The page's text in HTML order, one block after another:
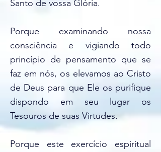
Santo de vossa Glória.
Porque examinando nossa
consciência e vigiando todo
princípio de pensamento que se
faz em nós, os elevamos ao Cristo
de Deus para que Ele os purifique
dispondo em seu lugar os
Tesouros de suas Virtudes.
Porque este exercício espiritual